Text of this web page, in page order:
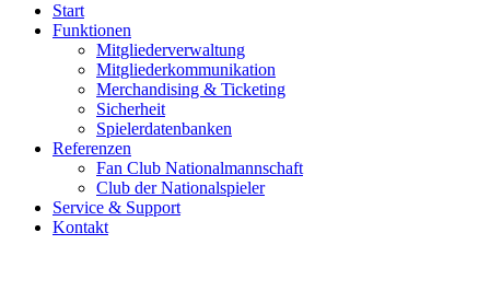
Start
Funktionen
Mitgliederverwaltung
Mitgliederkommunikation
Merchandising & Ticketing
Sicherheit
Spielerdatenbanken
Referenzen
Fan Club Nationalmannschaft
Club der Nationalspieler
Service & Support
Kontakt